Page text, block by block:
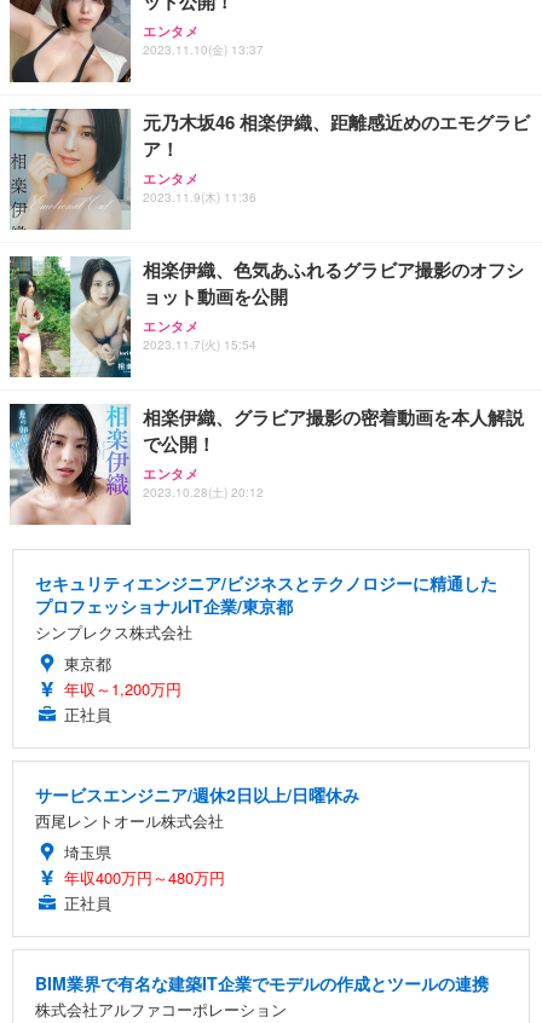
エンタメ
2023.11.10(金) 13:37
元乃木坂46 相楽伊織、距離感近めのエモグラビ
ア！
エンタメ
2023.11.9(木) 11:36
相楽伊織、色気あふれるグラビア撮影のオフシ
ョット動画を公開
エンタメ
2023.11.7(火) 15:54
相楽伊織、グラビア撮影の密着動画を本人解説
で公開！
エンタメ
2023.10.28(土) 20:12
セキュリティエンジニア/ビジネスとテクノロジーに精通した
プロフェッショナルIT企業/東京都
シンプレクス株式会社
東京都
年収～1,200万円
正社員
サービスエンジニア/週休2日以上/日曜休み
西尾レントオール株式会社
埼玉県
年収400万円～480万円
正社員
BIM業界で有名な建築IT企業でモデルの作成とツールの連携
株式会社アルファコーポレーション